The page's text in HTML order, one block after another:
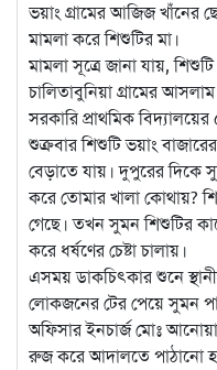
ভয়াং গ্রামের আজিজ খাঁনের
মামলা করে শিশুটির মা।
মামলা সূত্রে জানা যায়,
চালিতাবুনিয়া গ্রামের
সরকারি প্রাথমিক
শুক্রবার শিশুটি ভয়াং
বেড়াতে যায়। দুপুরের দিকে
করে তোমার খালা কোথায়?
গেছে। তখন সুমন শিশুটির
করে ধর্ষণের চেষ্টা চালায়।
এসময় ডাকচিৎকার শুনে
লোকজনের টের পেয়ে সুমন
অফিসার ইনচার্জ মোঃ
রুজ করে আদালতে পাঠানো